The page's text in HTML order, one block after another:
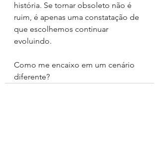
história. Se tornar obsoleto não é
ruim, é apenas uma constatação de
que escolhemos continuar
evoluindo.
Como me encaixo em um cenário
diferente?